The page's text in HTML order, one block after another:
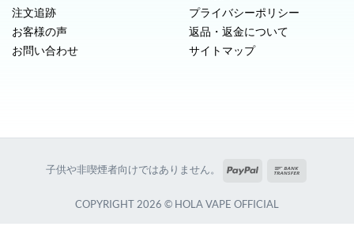
注文追跡
お客様の声
お問い合わせ
プライバシーポリシー
返品・返金について
サイトマップ
子供や非喫煙者向けではありません。 PayPal
COPYRIGHT 2026 © HOLA VAPE OFFICIAL